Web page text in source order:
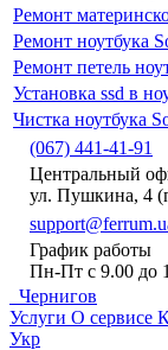
Ремонт
Ремонт ноутбука
Ремонт петель
Установка ssd в
Чистка ноутбука
(067) 441-41-91
Центральный
ул. Пушкина, 4
График работы
Пн-Пт с 9.00 до
Чернигов
Услуги О сервисе
Укр